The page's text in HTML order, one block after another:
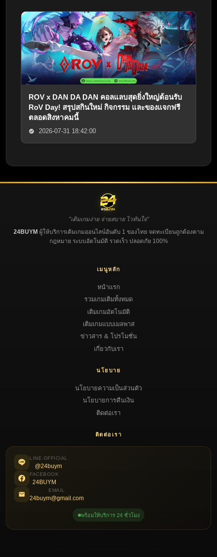
ROV x DAN DA DAN คอลแลบสุดยิ่งใหญ่ต้อนรับ
RoV Day! สรุปสกินใหม่ กิจกรรม และของแจกฟรี
ตลอดสิงหาคมนี้
2026-07-31 18:42:00
"เติมเกมง่าย จ่ายสบาย ไวทันใจ"
24BUYMผู้ให้บริการเติมเกมออนไลน์อันดับ 1 ของไทย จดทะเบียนถูกต้องตาม
กฎหมาย ระบบอัตโนมัติ รวดเร็ว ปลอดภัย 100%
เมนูหลัก
หน้าแรก
รวมเกมเติมทั้งหมด
เติมเกมอัตโนมัติ
เติมเกมแบบเมลพาส
ข่าวสาร & โปรโมชั่น
เกี่ยวกับเรา
นโยบาย
นโยบายความเป็นส่วนตัว
นโยบายการคืนเงิน
ติดต่อเรา
ติดต่อเรา
LINE OFFICIAL
@24buym
FACEBOOK
24BUYM
EMAIL
24buym@gmail.com
พร้อมให้บริการ 24 ชั่วโมง